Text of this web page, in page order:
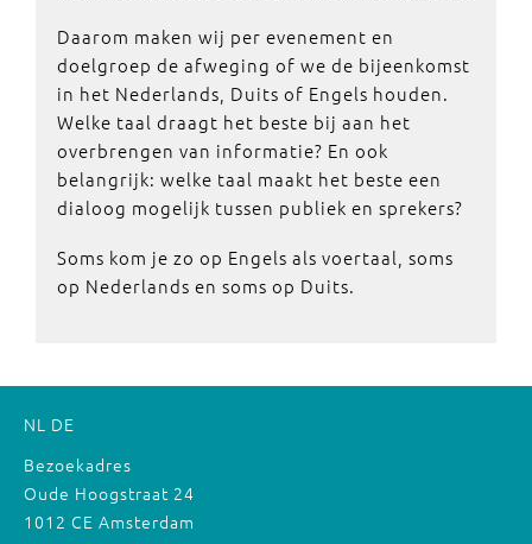
Daarom maken wij per evenement en
doelgroep de afweging of we de bijeenkomst
in het Nederlands, Duits of Engels houden.
Welke taal draagt het beste bij aan het
overbrengen van informatie? En ook
belangrijk: welke taal maakt het beste een
dialoog mogelijk tussen publiek en sprekers?
Soms kom je zo op Engels als voertaal, soms
op Nederlands en soms op Duits.
NL DE
Bezoekadres
Oude Hoogstraat 24
1012 CE Amsterdam